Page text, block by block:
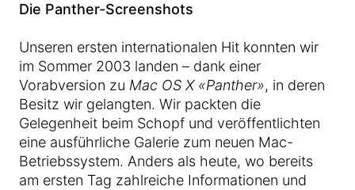
Die Panther-Screenshots
Unseren ersten internationalen Hit konnten wir
im Sommer 2003 landen – dank einer
Vorabversion zu Mac OS X «Panther», in deren
Besitz wir gelangten. Wir packten die
Gelegenheit beim Schopf und veröffentlichten
eine ausführliche Galerie zum neuen Mac-
Betriebssystem. Anders als heute, wo bereits
am ersten Tag zahlreiche Informationen und